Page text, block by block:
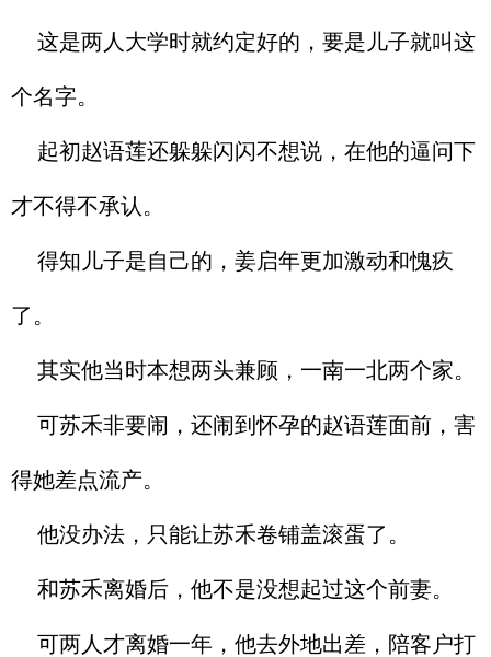
这是两人大学时就约定好的，要是儿子就叫这
个名字。
起初赵语莲还躲躲闪闪不想说，在他的逼问下
才不得不承认。
得知儿子是自己的，姜启年更加激动和愧疚
了。
其实他当时本想两头兼顾，一南一北两个家。
可苏禾非要闹，还闹到怀孕的赵语莲面前，害
得她差点流产。
他没办法，只能让苏禾卷铺盖滚蛋了。
和苏禾离婚后，他不是没想起过这个前妻。
可两人才离婚一年，他去外地出差，陪客户打